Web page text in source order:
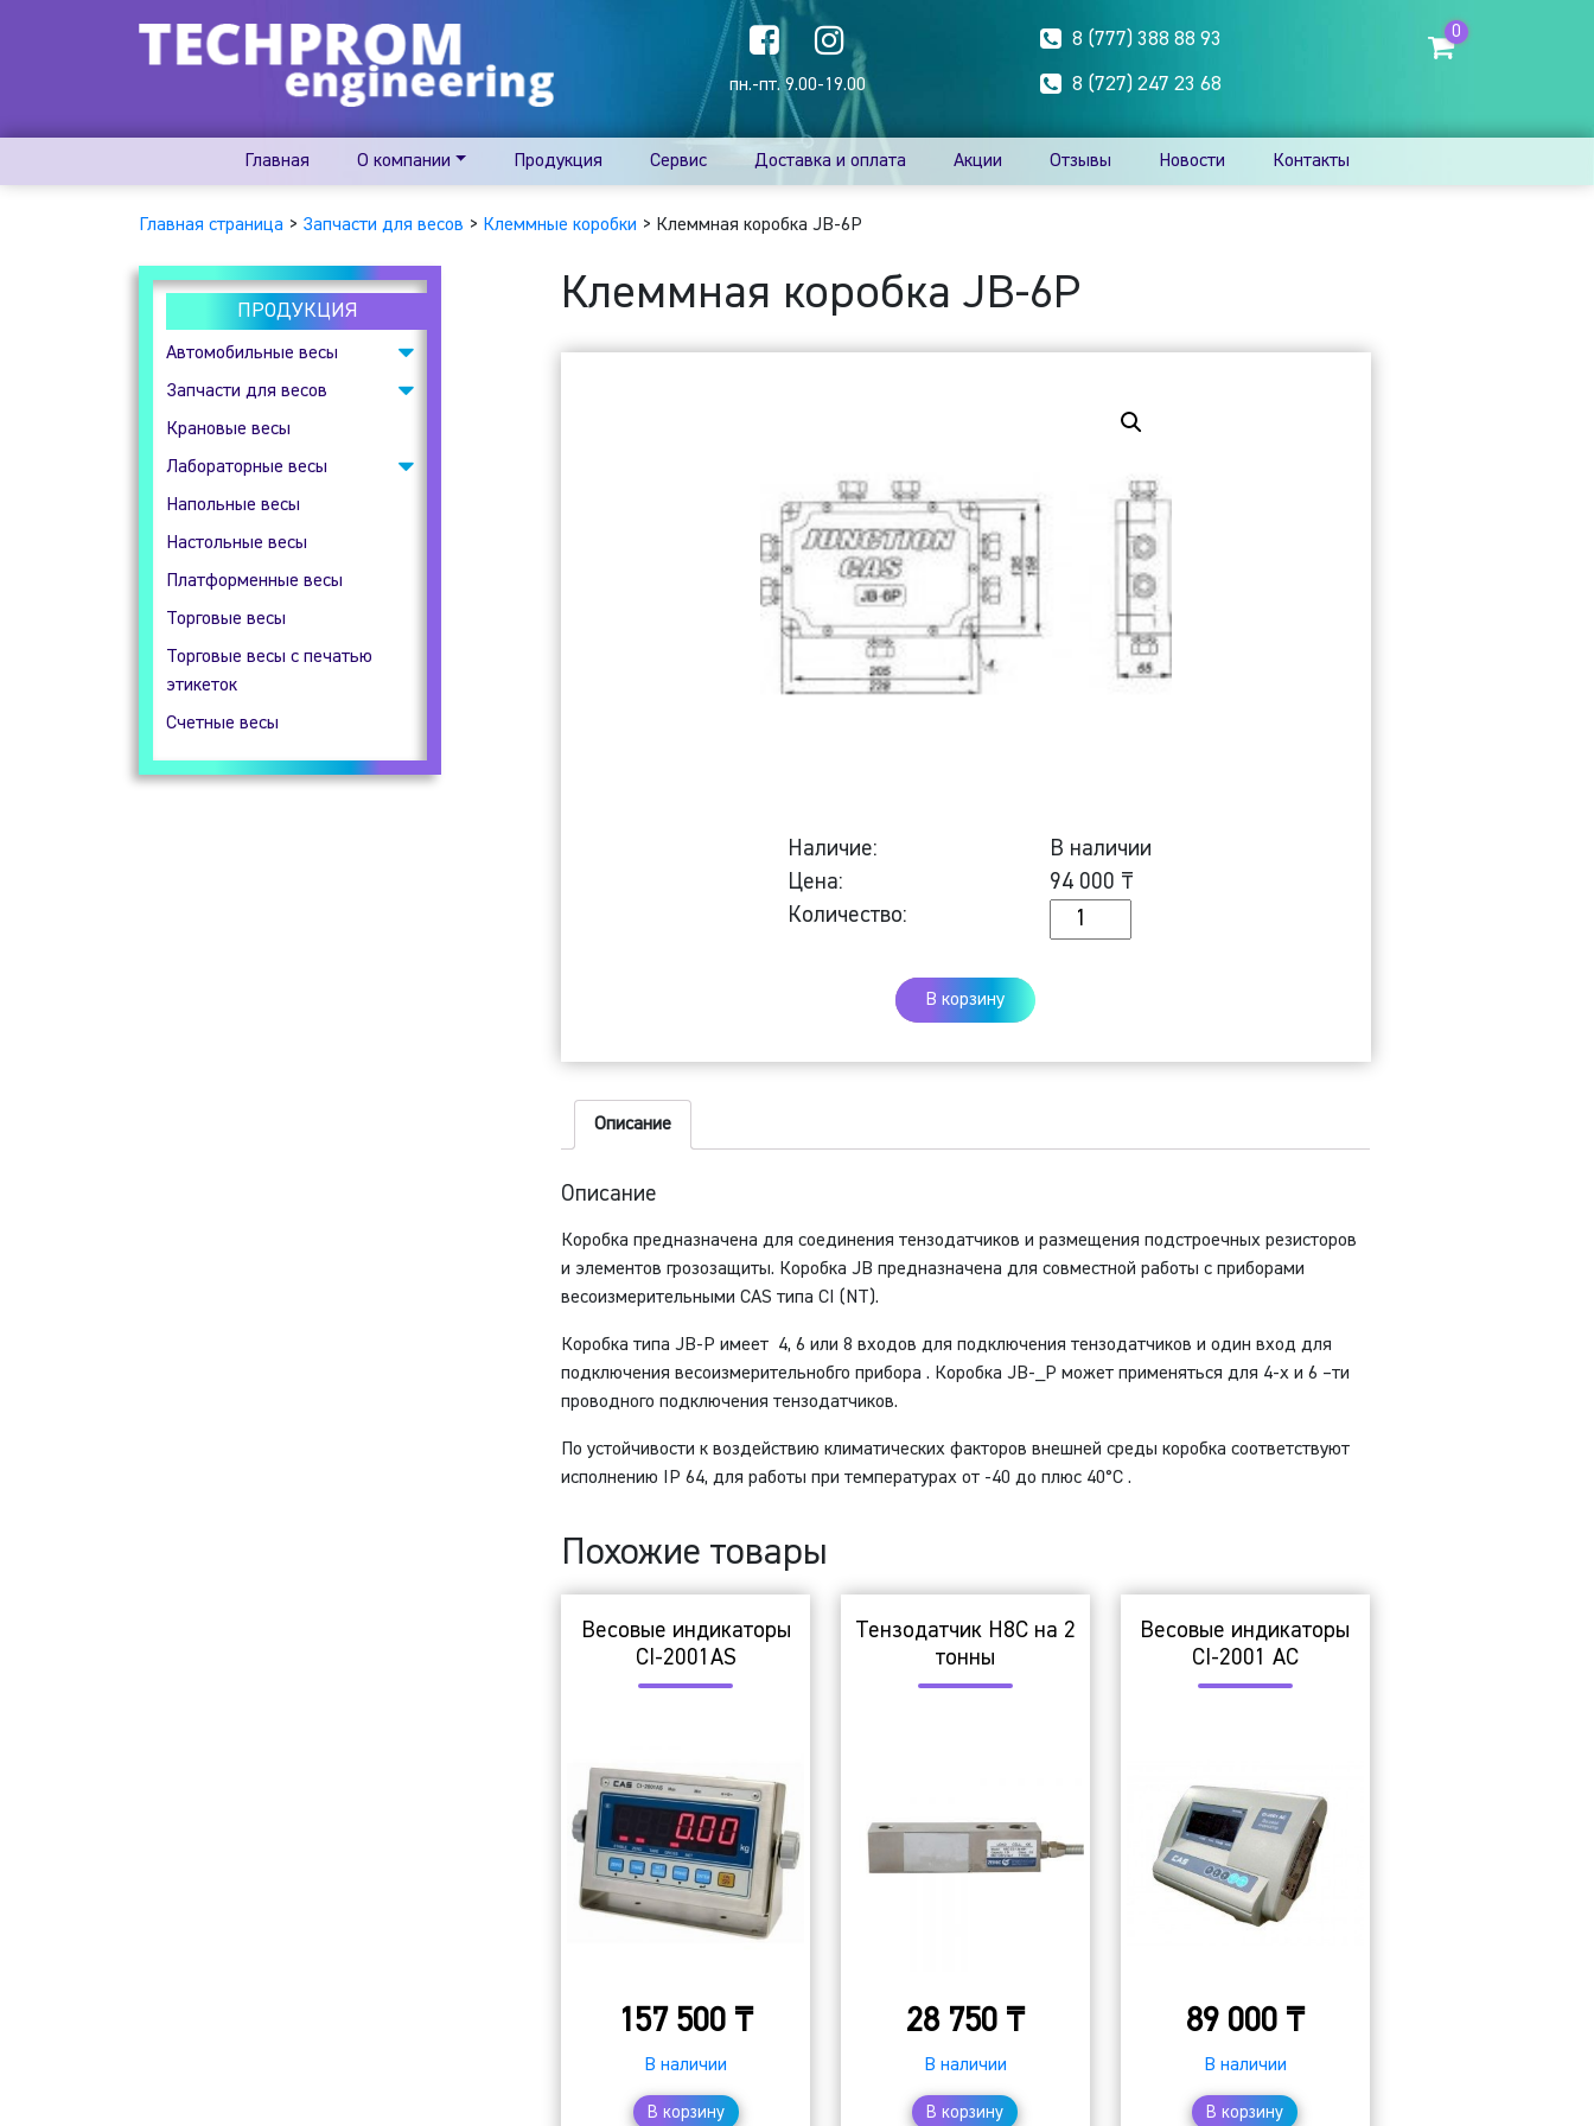
пн.-пт. 9.00-19.00
8 (777) 388 88 93
8 (727) 247 23 68
0
Главная О компании Продукция Сервис Доставка и оплата Акции Отзывы Новости Контакты
Главная страница > Запчасти для весов > Клеммные коробки > Клеммная коробка JB-6P
ПРОДУКЦИЯ
Автомобильные весы
Подкладные
автомобильные весы
Запчасти для весов
Весовые индикаторы
Клеммные коробки
Тензодатчики
Крановые весы
Лабораторные весы
Аналитические весы
Гидростатические весы
Прецизионные весы
Технические весы
Напольные весы
Настольные весы
Платформенные весы
Торговые весы
Торговые весы с печатью
этикеток
Счетные весы
Клеммная коробка JB-6P
Наличие:
В наличии
Цена:
94 000 ₸
Количество:
Количество
Клеммная
В корзину
Описание
Описание
Коробка предназначена для соединения тензодатчиков и размещения подстроечных резисторов
и элементов грозозащиты. Коробка JB предназначена для совместной работы с приборами
весоизмерительными CAS типа CI (NT).
Коробка типа JB-P имеет 4, 6 или 8 входов для подключения тензодатчиков и один вход для
подключения весоизмерительнобго прибора . Коробка JB-_P может применяться для 4-х и 6 –ти
проводного подключения тензодатчиков.
По устойчивости к воздействию климатических факторов внешней среды коробка соответствуют
исполнению IP 64, для работы при температурах от -40 до плюс 40°C .
Похожие товары
Весовые индикаторы
CI-2001AS
157 500 ₸
В наличии
В корзину
Тензодатчик H8C на 2
тонны
28 750 ₸
В наличии
В корзину
Весовые индикаторы
СI-2001 AC
89 000 ₸
В наличии
В корзину